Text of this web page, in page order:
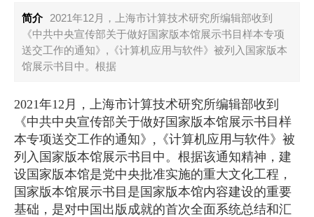
简介
2021年12月，上海市计算技术研究所编辑部收到
《中共中央宣传部关于做好国家版本馆展示书目样本专项
送交工作的通知》,《计算机应用与软件》被列入国家版本
馆展示书目中。根据
2021年12月，上海市计算技术研究所编辑部收到
《中共中央宣传部关于做好国家版本馆展示书目样
本专项送交工作的通知》,《计算机应用与软件》被
列入国家版本馆展示书目中。根据该通知精神，建
设国家版本馆是党中央批准实施的重大文化工程，
国家版本馆展示书目是国家版本馆内容建设的重要
基础，是对中国出版成就的首次全面系统总结和汇